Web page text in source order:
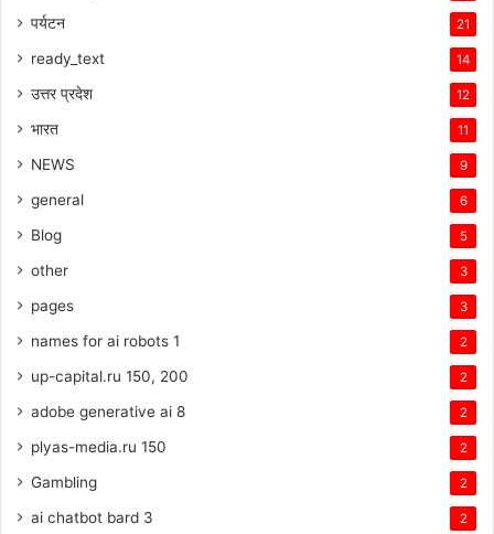
पर्यटन 21
ready_text 14
उत्तर प्रदेश 12
भारत 11
NEWS 9
general 6
Blog 5
other 3
pages 3
names for ai robots 1 2
up-capital.ru 150, 200 2
adobe generative ai 8 2
plyas-media.ru 150 2
Gambling 2
ai chatbot bard 3 2